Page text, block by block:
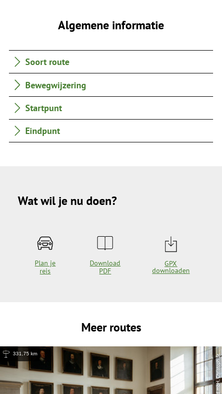
Algemene informatie
Soort route
Bewegwijzering
Startpunt
Eindpunt
Wat wil je nu doen?
Plan je
reis
Download
PDF
GPX
downloaden
Meer routes
331,75 km